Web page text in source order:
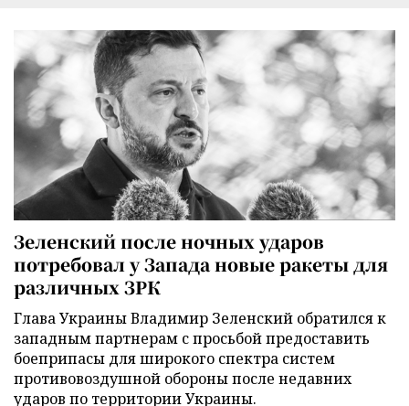
Зеленский после ночных ударов
потребовал у Запада новые ракеты для
различных ЗРК
Глава Украины Владимир Зеленский обратился к
западным партнерам с просьбой предоставить
боеприпасы для широкого спектра систем
противовоздушной обороны после недавних
ударов по территории Украины.